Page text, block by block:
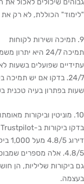
גבוהים שיכולים לאכול
"לימוד" הכוללת, לא רק
9. תמיכה ושירות לקוחות
תמיכה 24/7 היא
24/7. בדקו אם יש
שעות בפתרון בעיה טכנית
10. מוניטין וביקורות מאומתות
4.8/5. אלה מספרים
גם ביקורות שליליות, הן
בעצמה.